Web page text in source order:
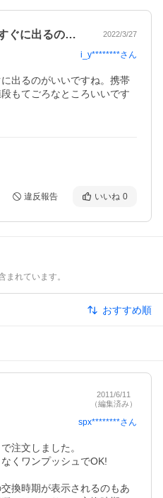
手軽に計測できて結果がすぐに出るのがい… 2022/3/27
i_y********さん
出るのがいいですね。携帯
もてごろなところいいです
違反報告 いいね 0
れています。
おすすめ順
2011/6/11
（編集済み）
spx********さん
注文しました。
くワンプッシュでOK!
換時期が表示されるのもあ